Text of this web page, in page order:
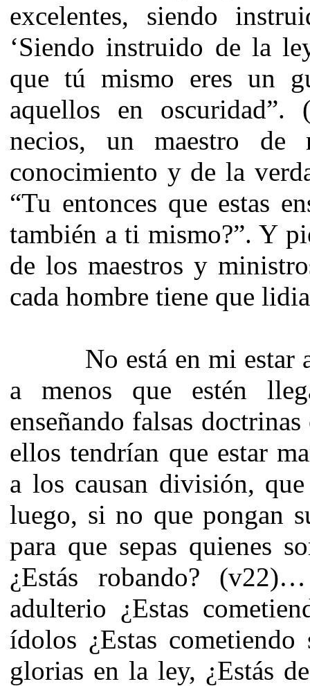
excelentes, siendo
‘Siendo instruido de la
que tú mismo eres un
aquellos en
necios, un maestro de
conocimiento y de la
“Tu entonces que estas
también a ti mismo?”. Y
de los maestros y
cada hombre tiene que
No está en mi estar
a menos que estén
enseñando falsas
ellos tendrían que estar
a los causan división,
luego, si no que pongan
para que sepas quienes
¿Estás robando?
adulterio ¿Estas
ídolos ¿Estas
glorias en la ley, ¿Estás